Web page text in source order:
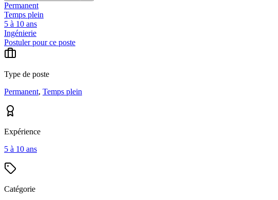
Permanent
Temps plein
5 à 10 ans
Ingénierie
Postuler pour ce poste
Type de poste
Permanent, Temps plein
Expérience
5 à 10 ans
Catégorie